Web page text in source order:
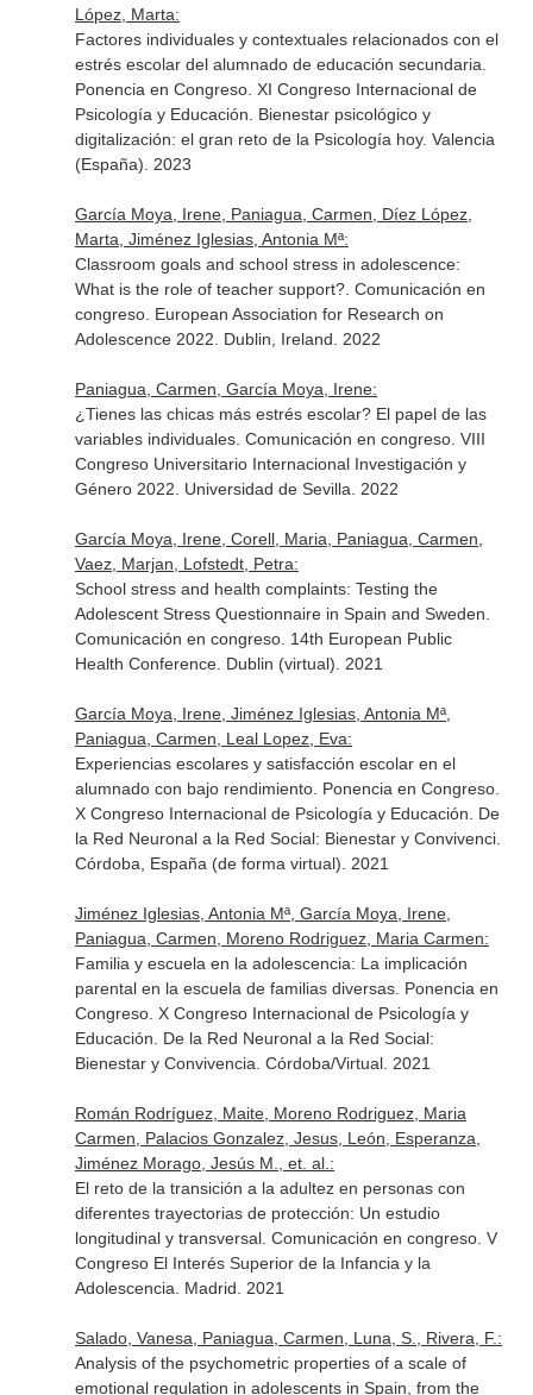
López, Marta:
Factores individuales y contextuales relacionados con el
estrés escolar del alumnado de educación secundaria.
Ponencia en Congreso. XI Congreso Internacional de
Psicología y Educación. Bienestar psicológico y
digitalización: el gran reto de la Psicología hoy. Valencia
(España). 2023
García Moya, Irene, Paniagua, Carmen, Díez López,
Marta, Jiménez Iglesias, Antonia Mª:
Classroom goals and school stress in adolescence:
What is the role of teacher support?. Comunicación en
congreso. European Association for Research on
Adolescence 2022. Dublin, Ireland. 2022
Paniagua, Carmen, García Moya, Irene:
¿Tienes las chicas más estrés escolar? El papel de las
variables individuales. Comunicación en congreso. VIII
Congreso Universitario Internacional Investigación y
Género 2022. Universidad de Sevilla. 2022
García Moya, Irene, Corell, Maria, Paniagua, Carmen,
Vaez, Marjan, Lofstedt, Petra:
School stress and health complaints: Testing the
Adolescent Stress Questionnaire in Spain and Sweden.
Comunicación en congreso. 14th European Public
Health Conference. Dublin (virtual). 2021
García Moya, Irene, Jiménez Iglesias, Antonia Mª,
Paniagua, Carmen, Leal Lopez, Eva:
Experiencias escolares y satisfacción escolar en el
alumnado con bajo rendimiento. Ponencia en Congreso.
X Congreso Internacional de Psicología y Educación. De
la Red Neuronal a la Red Social: Bienestar y Convivenci.
Córdoba, España (de forma virtual). 2021
Jiménez Iglesias, Antonia Mª, García Moya, Irene,
Paniagua, Carmen, Moreno Rodriguez, Maria Carmen:
Familia y escuela en la adolescencia: La implicación
parental en la escuela de familias diversas. Ponencia en
Congreso. X Congreso Internacional de Psicología y
Educación. De la Red Neuronal a la Red Social:
Bienestar y Convivencia. Córdoba/Virtual. 2021
Román Rodríguez, Maite, Moreno Rodriguez, Maria
Carmen, Palacios Gonzalez, Jesus, León, Esperanza,
Jiménez Morago, Jesús M., et. al.:
El reto de la transición a la adultez en personas con
diferentes trayectorias de protección: Un estudio
longitudinal y transversal. Comunicación en congreso. V
Congreso El Interés Superior de la Infancia y la
Adolescencia. Madrid. 2021
Salado, Vanesa, Paniagua, Carmen, Luna, S., Rivera, F.:
Analysis of the psychometric properties of a scale of
emotional regulation in adolescents in Spain, from the